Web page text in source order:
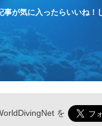
事が気に入ったらいいね！
を